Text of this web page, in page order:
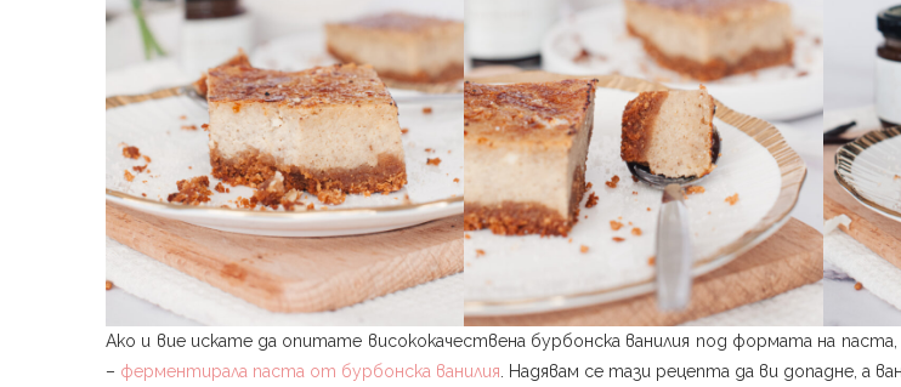
Ако и вие искате да опитате висококачествена бурбонска ванилия под формата на
– ферментирала паста от бурбонска ванилия . Надявам се тази рецепта да ви допадне, а